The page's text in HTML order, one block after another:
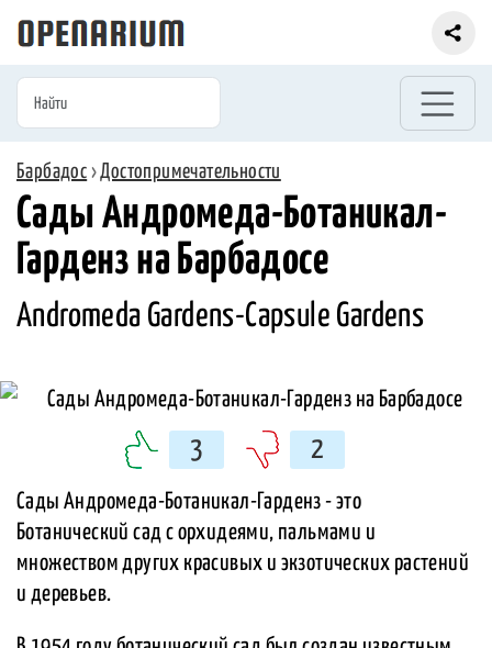
Барбадос ›Достопримечательности
Сады Андромеда-Ботаникал-
Гарденз на Барбадосе
Andromeda Gardens-Capsule Gardens
3 2
Сады Андромеда-Ботаникал-Гарденз - это
Ботанический сад с орхидеями, пальмами и
множеством других красивых и экзотических растений
и деревьев.